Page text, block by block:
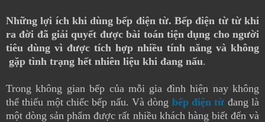
Những lợi ích khi dùng bếp điện từ. Bếp điện từ từ khi
ra đời đã giải quyết được bài toán tiện dụng cho người
tiêu dùng vì được tích hợp nhiều tính năng và không
gặp tình trạng hết nhiên liệu khi đang nấu.
Trong không gian bếp của mỗi gia đình hiện nay không
thể thiếu một chiếc bếp nấu. Và dòng bếp điện từ đang là
một dòng sản phẩm được rất nhiều khách hàng biết đến và